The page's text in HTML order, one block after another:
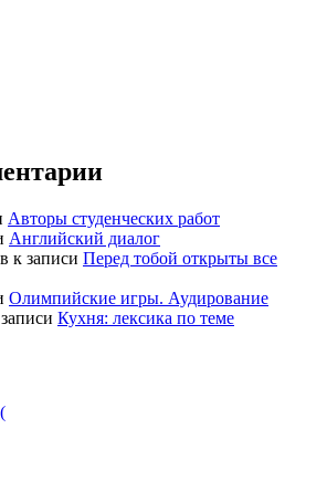
Авторы студенческих работ
Английский диалог
к записи Перед тобой открыты все
Олимпийские игры. Аудирование
Кухня: лексика по теме